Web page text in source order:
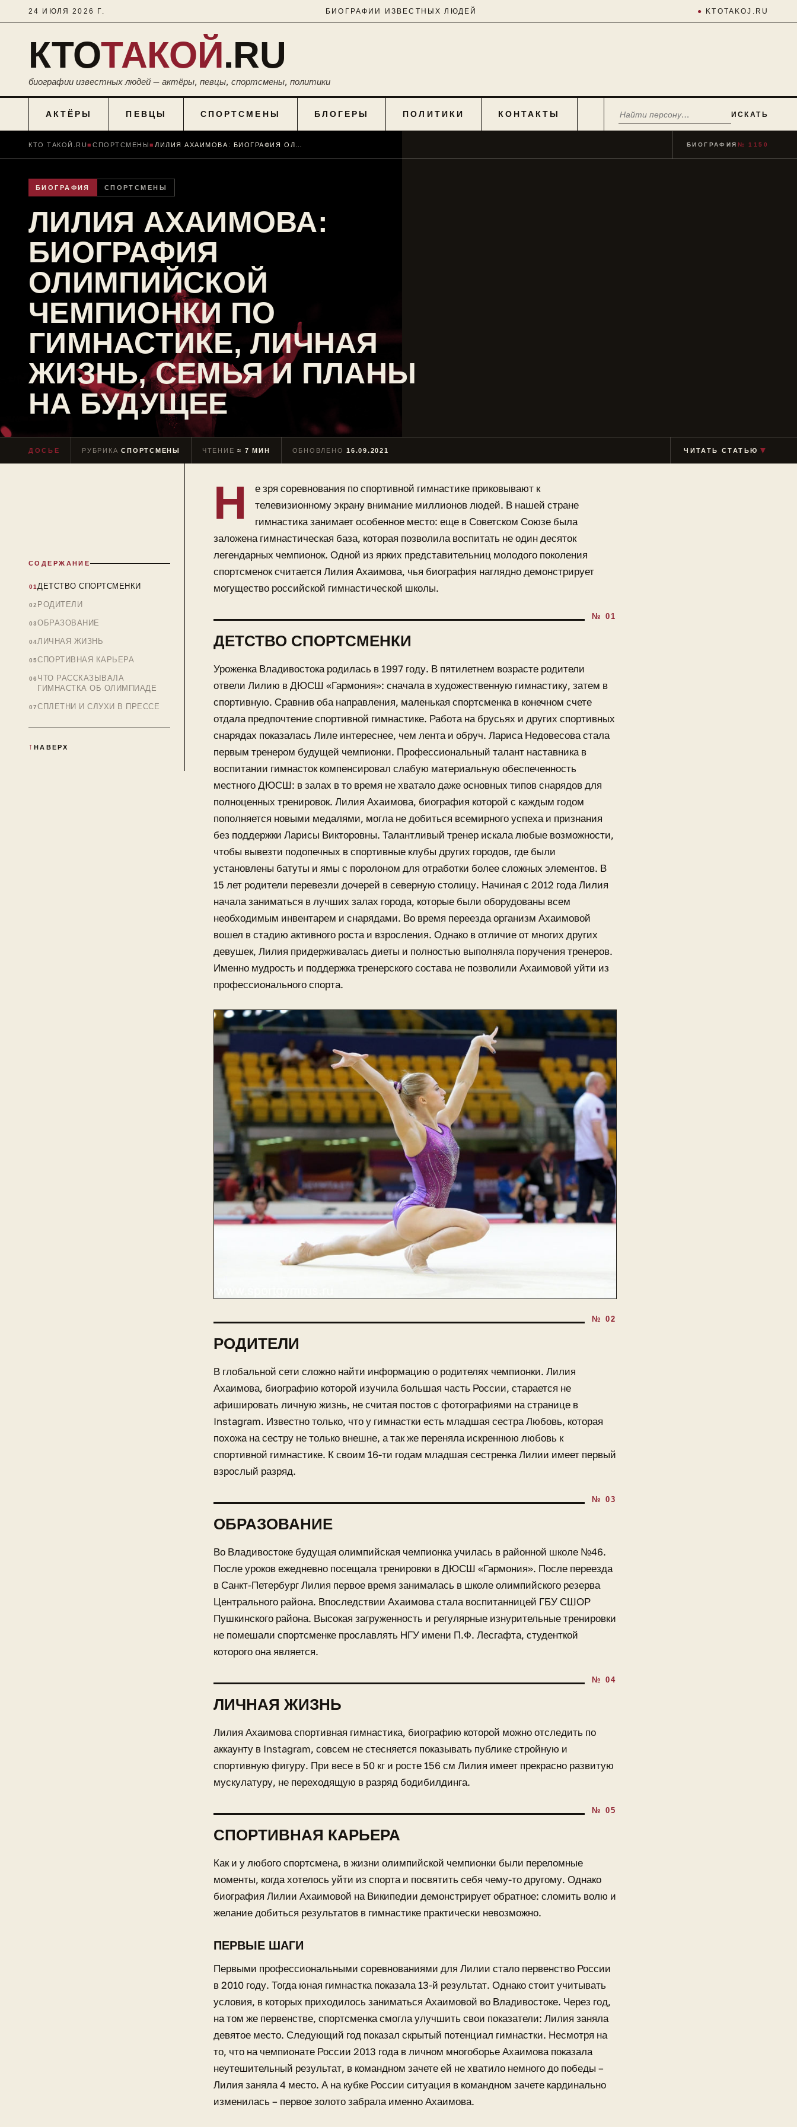
24 ИЮЛЯ 2026 Г. БИОГРАФИИ ИЗВЕСТНЫХ ЛЮДЕЙ ● KTOTAKOJ.RU
КТОТАКОЙ.RU
биографии известных людей — актёры, певцы, спортсмены, политики
АКТЁРЫ ПЕВЦЫ СПОРТСМЕНЫ БЛОГЕРЫ ПОЛИТИКИ КОНТАКТЫ ИСКАТЬ
КТО ТАКОЙ.RU■СПОРТСМЕНЫ■ БИОГРАФИЯ № 1150
БИОГРАФИЯ СПОРТСМЕНЫ
ЛИЛИЯ АХАИМОВА:
БИОГРАФИЯ
ОЛИМПИЙСКОЙ
ЧЕМПИОНКИ ПО
ГИМНАСТИКЕ, ЛИЧНАЯ
ЖИЗНЬ, СЕМЬЯ И ПЛАНЫ
НА БУДУЩЕЕ
ДОСЬЕ РУБРИКАСПОРТСМЕНЫ ЧТЕНИЕ≈ 7 МИН ОБНОВЛЕНО16.09.2021 ЧИТАТЬ СТАТЬЮ ▼
СОДЕРЖАНИЕ
ДЕТСТВО СПОРТСМЕНКИ
РОДИТЕЛИ
ОБРАЗОВАНИЕ
ЛИЧНАЯ ЖИЗНЬ
СПОРТИВНАЯ КАРЬЕРА
ЧТО РАССКАЗЫВАЛА
ГИМНАСТКА ОБ ОЛИМПИАДЕ
СПЛЕТНИ И СЛУХИ В ПРЕССЕ
НАВЕРХ
Н
е зря соревнования по спортивной гимнастике приковывают к
телевизионному экрану внимание миллионов людей. В нашей стране
гимнастика занимает особенное место: еще в Советском Союзе была
заложена гимнастическая база, которая позволила воспитать не один десяток
легендарных чемпионок. Одной из ярких представительниц молодого поколения
спортсменок считается Лилия Ахаимова, чья биография наглядно демонстрирует
могущество российской гимнастической школы.
ДЕТСТВО СПОРТСМЕНКИ
Уроженка Владивостока родилась в 1997 году. В пятилетнем возрасте родители
отвели Лилию в ДЮСШ «Гармония»: сначала в художественную гимнастику, затем в
спортивную. Сравнив оба направления, маленькая спортсменка в конечном счете
отдала предпочтение спортивной гимнастике. Работа на брусьях и других спортивных
снарядах показалась Лиле интереснее, чем лента и обруч. Лариса Недовесова стала
первым тренером будущей чемпионки. Профессиональный талант наставника в
воспитании гимнасток компенсировал слабую материальную обеспеченность
местного ДЮСШ: в залах в то время не хватало даже основных типов снарядов для
полноценных тренировок. Лилия Ахаимова, биография которой с каждым годом
пополняется новыми медалями, могла не добиться всемирного успеха и признания
без поддержки Ларисы Викторовны. Талантливый тренер искала любые возможности,
чтобы вывезти подопечных в спортивные клубы других городов, где были
установлены батуты и ямы с поролоном для отработки более сложных элементов. В
15 лет родители перевезли дочерей в северную столицу. Начиная с 2012 года Лилия
начала заниматься в лучших залах города, которые были оборудованы всем
необходимым инвентарем и снарядами. Во время переезда организм Ахаимовой
вошел в стадию активного роста и взросления. Однако в отличие от многих других
девушек, Лилия придерживалась диеты и полностью выполняла поручения тренеров.
Именно мудрость и поддержка тренерского состава не позволили Ахаимовой уйти из
профессионального спорта.
РОДИТЕЛИ
В глобальной сети сложно найти информацию о родителях чемпионки. Лилия
Ахаимова, биографию которой изучила большая часть России, старается не
афишировать личную жизнь, не считая постов с фотографиями на странице в
Instagram. Известно только, что у гимнастки есть младшая сестра Любовь, которая
похожа на сестру не только внешне, а так же переняла искреннюю любовь к
спортивной гимнастике. К своим 16-ти годам младшая сестренка Лилии имеет первый
взрослый разряд.
ОБРАЗОВАНИЕ
Во Владивостоке будущая олимпийская чемпионка училась в районной школе №46.
После уроков ежедневно посещала тренировки в ДЮСШ «Гармония». После переезда
в Санкт-Петербург Лилия первое время занималась в школе олимпийского резерва
Центрального района. Впоследствии Ахаимова стала воспитанницей ГБУ СШОР
Пушкинского района. Высокая загруженность и регулярные изнурительные тренировки
не помешали спортсменке прославлять НГУ имени П.Ф. Лесгафта, студенткой
которого она является.
ЛИЧНАЯ ЖИЗНЬ
Лилия Ахаимова спортивная гимнастика, биографию которой можно отследить по
аккаунту в Instagram, совсем не стесняется показывать публике стройную и
спортивную фигуру. При весе в 50 кг и росте 156 см Лилия имеет прекрасно развитую
мускулатуру, не переходящую в разряд бодибилдинга.
СПОРТИВНАЯ КАРЬЕРА
Как и у любого спортсмена, в жизни олимпийской чемпионки были переломные
моменты, когда хотелось уйти из спорта и посвятить себя чему-то другому. Однако
биография Лилии Ахаимовой на Википедии демонстрирует обратное: сломить волю и
желание добиться результатов в гимнастике практически невозможно.
ПЕРВЫЕ ШАГИ
Первыми профессиональными соревнованиями для Лилии стало первенство России
в 2010 году. Тогда юная гимнастка показала 13-й результат. Однако стоит учитывать
условия, в которых приходилось заниматься Ахаимовой во Владивостоке. Через год,
на том же первенстве, спортсменка смогла улучшить свои показатели: Лилия заняла
девятое место. Следующий год показал скрытый потенциал гимнастки. Несмотря на
то, что на чемпионате России 2013 года в личном многоборье Ахаимова показала
неутешительный результат, в командном зачете ей не хватило немного до победы –
Лилия заняла 4 место. А на кубке России ситуация в командном зачете кардинально
изменилась – первое золото забрала именно Ахаимова.